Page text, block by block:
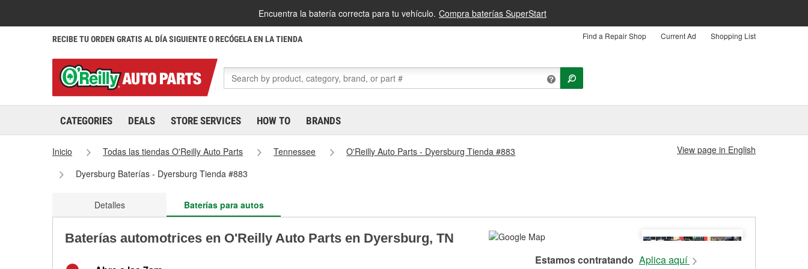
Encuentra la batería correcta para tu vehículo. Compra baterías SuperStart
RECIBE TU ORDEN GRATIS AL DÍA SIGUIENTE O RECÓGELA EN LA TIENDA Find a Repair Shop Current Ad Shopping List
CATEGORIES DEALS STORE SERVICES HOW TO BRANDS
Inicio Todas las tiendas O'Reilly Auto Parts Tennessee
O'Reilly Auto Parts - Dyersburg Tienda #883
Dyersburg Baterías - Dyersburg Tienda #883
View page in English
Detalles Baterías para autos
Baterías automotrices en O'Reilly Auto Parts en Dyersburg, TN
Estamos contratando Aplica aquí